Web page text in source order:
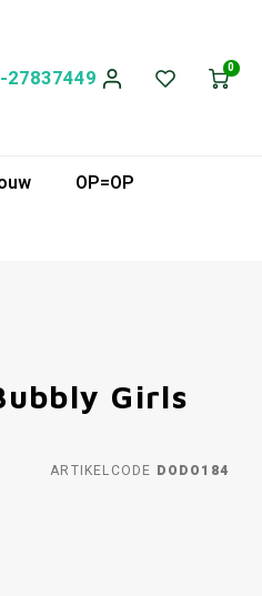
27837449 0
OP=OP
Girls
ARTIKELCODE DODO184